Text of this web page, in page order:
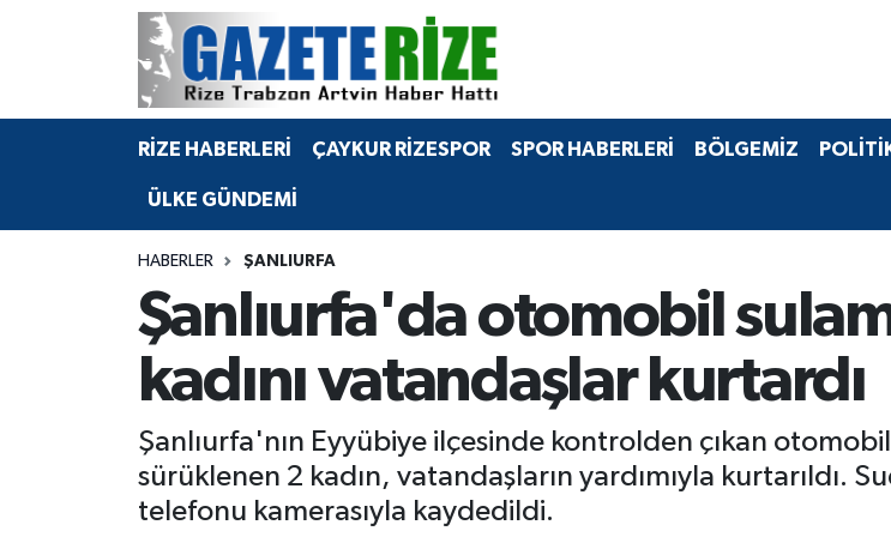
RİZE HABERLERİ ÇAYKUR RİZESPOR SPOR HABERLERİ BÖLGEMİZ
ÜLKE GÜNDEMİ
HABERLER ŞANLIURFA
Şanlıurfa'da otomobil
kadını vatandaşlar kurtardı
Şanlıurfa'nın Eyyübiye ilçesinde kontrolden çıkan
sürüklenen 2 kadın, vatandaşların yardımıyla kurtarıldı.
telefonu kamerasıyla kaydedildi.
BÖLGEMİZ
Rize Jandarma Komutanlığı
Bilim Teknoloji
Advertising news
Canlı Maç
Merkez Nöbetçi Eczaneler
Merkez Hava Durumu
Merkez Trafik Yoğunluk Haritası
Süper Lig Puan Durumu ve Fikstür
Tüm Manşetler
Son Dakika Haberleri
Haber Arşivi